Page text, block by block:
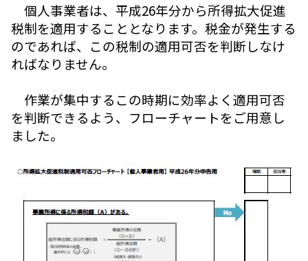
個人事業者は、平成26年分から所得拡大促進
税制を適用することとなります。税金が発生する
のであれば、この税制の適用可否を判断しなけ
ればなりません。
作業が集中するこの時期に効率よく適用可否
を判断できるよう、フローチャートをご用意し
ました。